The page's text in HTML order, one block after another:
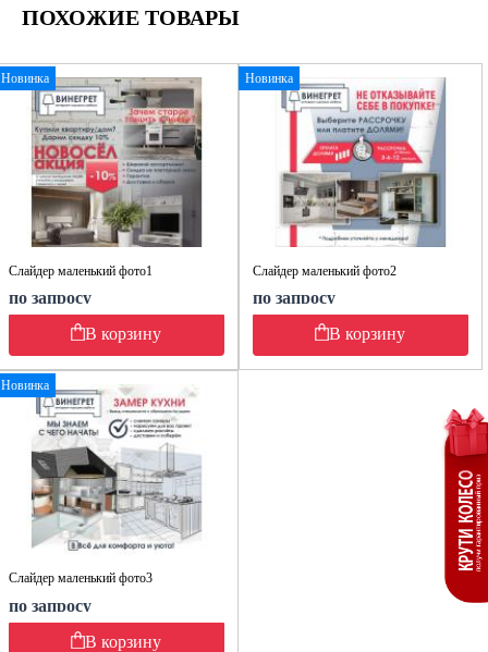
ПОХОЖИЕ ТОВАРЫ
Новинка
Слайдер маленький фото1
по запросу
В корзину
Новинка
Слайдер маленький фото2
по запросу
В корзину
Новинка
Слайдер маленький фото3
по запросу
В корзину